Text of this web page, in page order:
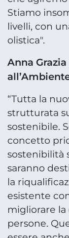
Stiamo
livelli, con
olistica".
Anna
“Tutta la
strutturata
sostenibile.
concetto
sostenibilità
saranno
la
esistente
migliorare
persone.